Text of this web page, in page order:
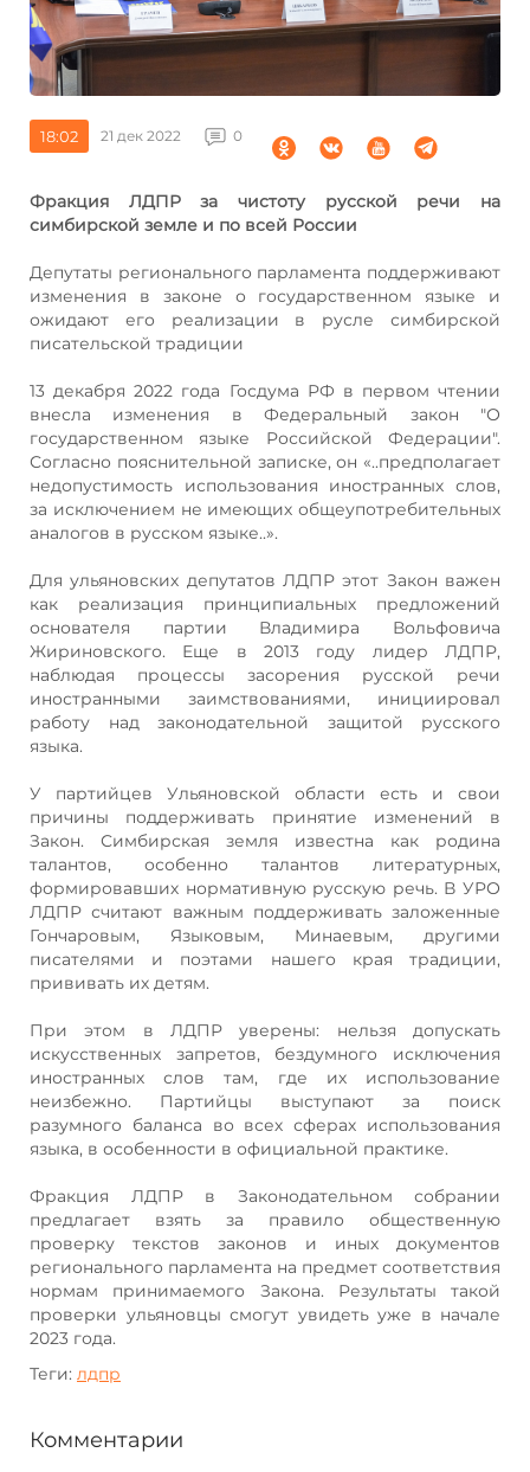
18:02 21 дек 2022 0
Фракция ЛДПР за чистоту русской речи на
симбирской земле и по всей России
Депутаты регионального парламента поддерживают
изменения в законе о государственном языке и
ожидают его реализации в русле симбирской
писательской традиции
13 декабря 2022 года Госдума РФ в первом чтении
внесла изменения в Федеральный закон "О
государственном языке Российской Федерации".
Согласно пояснительной записке, он «..предполагает
недопустимость использования иностранных слов,
за исключением не имеющих общеупотребительных
аналогов в русском языке..».
Для ульяновских депутатов ЛДПР этот Закон важен
как реализация принципиальных предложений
основателя партии Владимира Вольфовича
Жириновского. Еще в 2013 году лидер ЛДПР,
наблюдая процессы засорения русской речи
иностранными заимствованиями, инициировал
работу над законодательной защитой русского
языка.
У партийцев Ульяновской области есть и свои
причины поддерживать принятие изменений в
Закон. Симбирская земля известна как родина
талантов, особенно талантов литературных,
формировавших нормативную русскую речь. В УРО
ЛДПР считают важным поддерживать заложенные
Гончаровым, Языковым, Минаевым, другими
писателями и поэтами нашего края традиции,
прививать их детям.
При этом в ЛДПР уверены: нельзя допускать
искусственных запретов, бездумного исключения
иностранных слов там, где их использование
неизбежно. Партийцы выступают за поиск
разумного баланса во всех сферах использования
языка, в особенности в официальной практике.
Фракция ЛДПР в Законодательном собрании
предлагает взять за правило общественную
проверку текстов законов и иных документов
регионального парламента на предмет соответствия
нормам принимаемого Закона. Результаты такой
проверки ульяновцы смогут увидеть уже в начале
2023 года.
Теги: лдпр
Комментарии